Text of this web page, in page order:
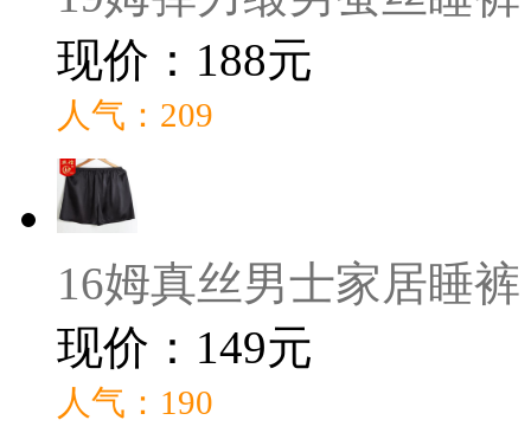
现价：188元
人气：209
16姆真丝男士家居睡裤
现价：149元
人气：190